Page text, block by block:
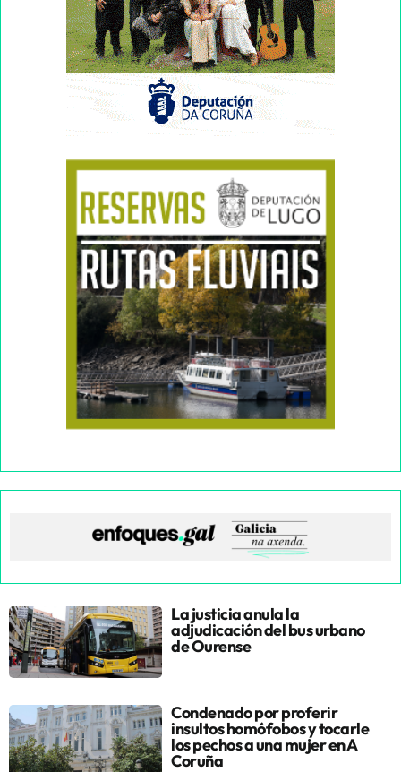
La justicia anula la
adjudicación del bus urbano
de Ourense
Condenado por proferir
insultos homófobos y tocarle
los pechos a una mujer en A
Coruña